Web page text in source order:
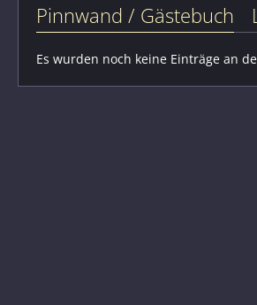
Pinnwand / Gästebuch
Es wurden noch keine Einträge an